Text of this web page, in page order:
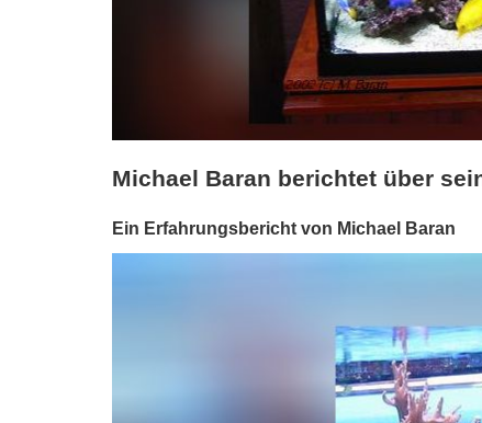
Michael Baran berichtet über
Ein Erfahrungsbericht von Michael Baran